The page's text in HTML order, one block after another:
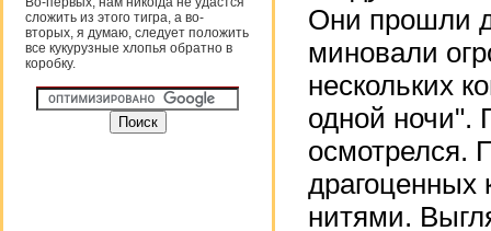
сложить из этого тигра, а во-
вторых, я думаю, следует положить
все кукурузные хлопья обратно в
коробку.
Они прошли
миновали
нескольких
одной ночи".
осмотрелся.
драгоценных
нитями.